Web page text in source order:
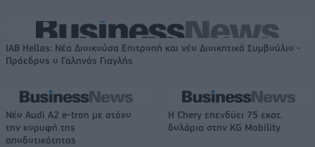
IAB Hellas: Νέα Διοικούσα Επιτροπή και νέο Διοικητικό Συμβούλιο -
Πρόεδρος ο Γαληνός Γιαγλής
Νέο Audi A2 e-tron με στόχο
την κορυφή της
αποδοτικότητας
Η Chery επενδύει 75 εκατ.
δολάρια στην KG Mobility